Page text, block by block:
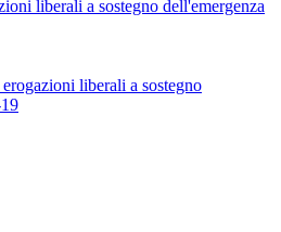
liberali a sostegno dell'emergenza
liberali a sostegno